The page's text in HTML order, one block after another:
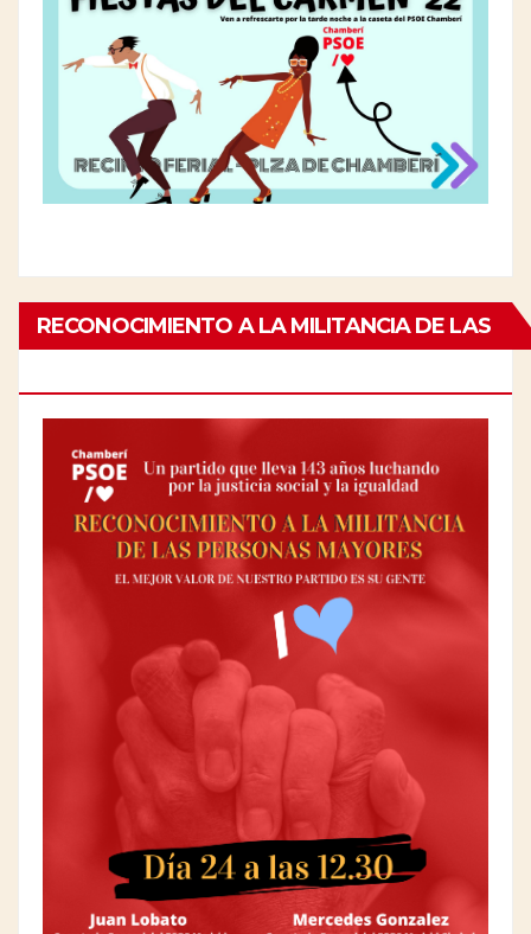
RECONOCIMIENTO A LA MILITANCIA DE LAS